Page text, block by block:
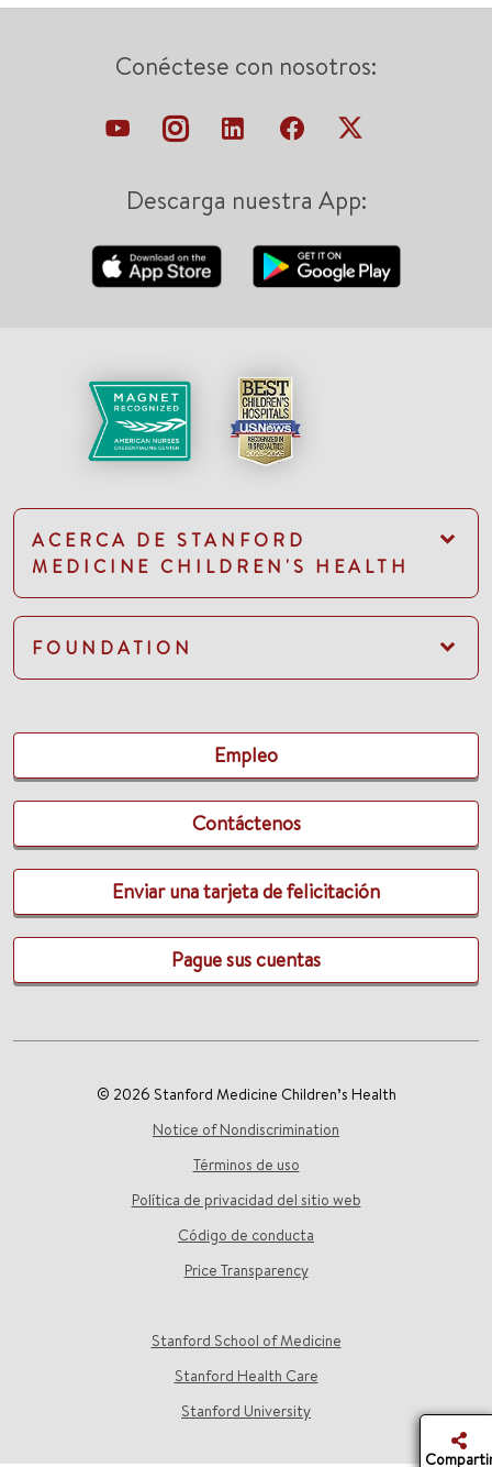
Conéctese con nosotros:
Descarga nuestra App:
ACERCA DE STANFORD
MEDICINE CHILDREN'S HEALTH
FOUNDATION
Empleo
Contáctenos
Enviar una tarjeta de felicitación
Pague sus cuentas
© 2026 Stanford Medicine Children’s Health
Notice of Nondiscrimination
Términos de uso
Política de privacidad del sitio web
Código de conducta
Price Transparency
Stanford School of Medicine
Stanford Health Care
Stanford University